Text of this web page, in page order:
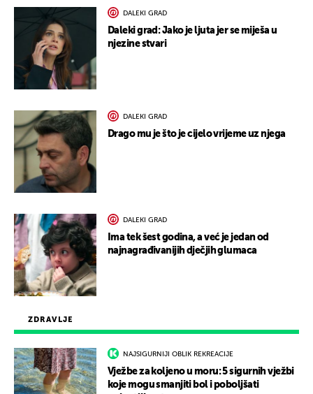
ZDRAVLJE
NAJSIGURNIJI OBLIK REKREACIJE
Vježbe za koljeno u moru: 5 sigurnih vježbi
koje mogu smanjiti bol i poboljšati
DALEKI GRAD
Daleki grad: Jako je ljuta jer se miješa u
njezine stvari
DALEKI GRAD
Drago mu je što je cijelo vrijeme uz njega
DALEKI GRAD
Ima tek šest godina, a već je jedan od
najnagrađivanijih dječjih glumaca